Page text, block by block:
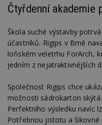
Čtyřdenní akademie
Škola suché výstavby
účastníků. Rigips v Brně
loňském veletrhu ForArch,
jedním z nejatraktivnějších
Společnost Rigips chce
možnosti sádrokarton
Perfektního výsledku navíc
Potřebnou jistotu a šikovné